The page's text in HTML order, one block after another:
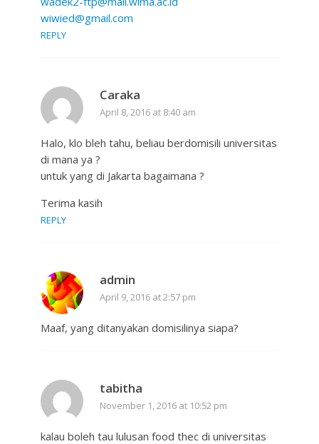
wiwied@gmail.com
REPLY
Caraka
April 8, 2016 at 8:40 am
Halo, klo bleh tahu, beliau berdomisili universitas
di mana ya ?
untuk yang di Jakarta bagaimana ?
Terima kasih
REPLY
admin
April 9, 2016 at 2:57 pm
Maaf, yang ditanyakan domisilinya siapa?
tabitha
November 1, 2016 at 10:52 pm
kalau boleh tau lulusan food thec di universitas